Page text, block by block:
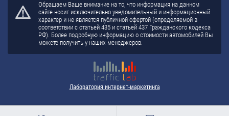
Обращаем Ваше внимание на то, что информация на данном
сайте носит исключительно уведомительный и информационный
характер и не является публичной офертой (определяемой в
соответствии с статьей 435 и статьей 437 Гражданского кодекса
РФ). Более подробную информацию о стоимости автомобилей Вы
можете получить у наших менеджеров.
Лаборатория интернет-маркетинга